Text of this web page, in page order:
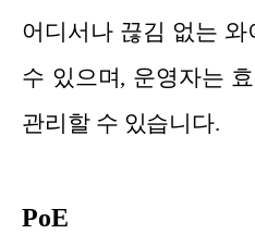
어디서나 끊김 없는
수 있으며, 운영자는
관리할 수 있습니다.
PoE